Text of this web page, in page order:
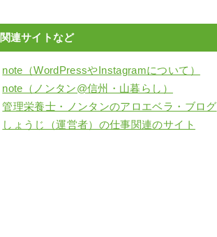
関連サイトなど
note（WordPressやInstagramについて）
note（ノンタン@信州・山暮らし）
管理栄養士・ノンタンのアロエベラ・ブログ
しょうじ（運営者）の仕事関連のサイト